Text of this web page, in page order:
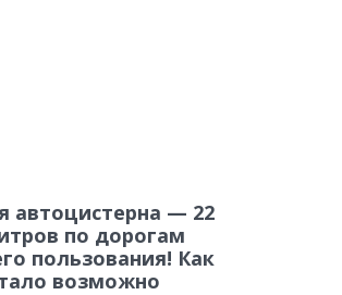
автоцистерна — 22
по дорогам
пользования! Как
возможно